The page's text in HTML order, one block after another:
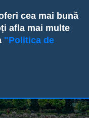
cea mai bună
afla mai multe
"Politica de
6